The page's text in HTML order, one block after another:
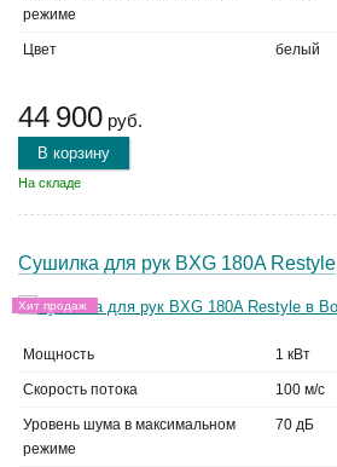
режиме
Цвет белый
44 900 руб.
В корзину
На складе
Сушилка для рук BXG 180A Restyle
Хит продаж
Мощность 1 кВт
Скорость потока 100 м/с
Уровень шума в максимальном
режиме
70 дБ